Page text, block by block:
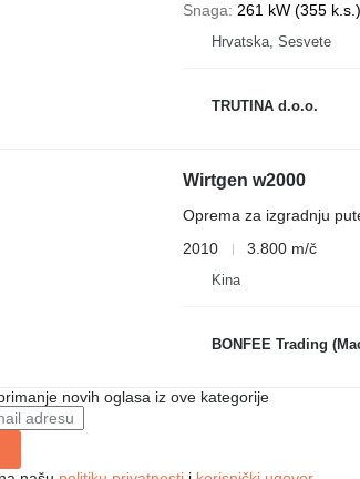
Snaga
261 kW (355 k.s.)
Hrvatska, Sesvete
TRUTINA d.o.o.
Wirtgen w2000
Oprema za izgradnju
2010
3.800 m/č
Kina
BONFEE Trading
novih oglasa iz ove kategorije